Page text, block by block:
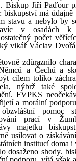
Biskup Jiří Paďour
biskupství má údajně
stavu a nebylo by
v osadách k
počet
vikář Václav
zdůraznilo
a Čechů a
cílem toliko
nýbrž také
FVPKS
a morální
pomoc
prací v
majetku
usilovat o
institucí doma i
dosaženo shody.